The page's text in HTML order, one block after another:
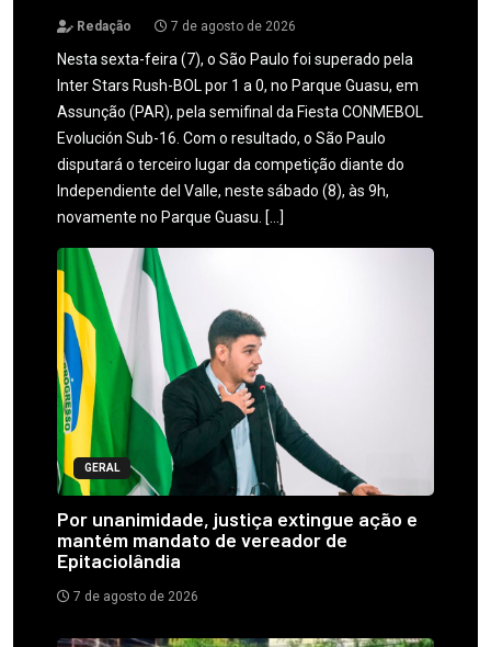
Redação 7 de agosto de 2026
Nesta sexta-feira (7), o São Paulo foi superado pela
Inter Stars Rush-BOL por 1 a 0, no Parque Guasu, em
Assunção (PAR), pela semifinal da Fiesta CONMEBOL
Evolución Sub-16. Com o resultado, o São Paulo
disputará o terceiro lugar da competição diante do
Independiente del Valle, neste sábado (8), às 9h,
novamente no Parque Guasu. […]
GERAL
Por unanimidade, justiça extingue ação e
mantém mandato de vereador de
Epitaciolândia
7 de agosto de 2026